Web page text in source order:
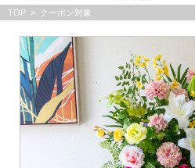
TOP > クーポン対象